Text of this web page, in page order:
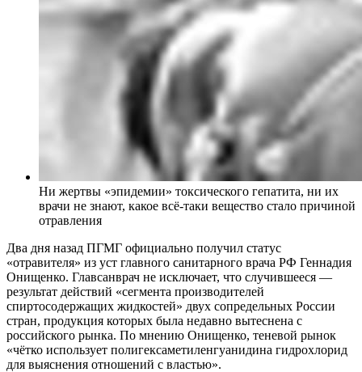
Ни жертвы «эпидемии» токсического гепатита, ни их
врачи не знают, какое всё-таки вещество стало причиной
отравления
Два дня назад ПГМГ официально получил статус
«отравителя» из уст главного санитарного врача РФ Геннадия
Онищенко. Главсанврач не исключает, что случившееся —
результат действий «сегмента производителей
спиртосодержащих жидкостей» двух сопредельных России
стран, продукция которых была недавно вытеснена с
российского рынка. По мнению Онищенко, теневой рынок
«чётко использует полигексаметиленгуанидина гидрохлорид
для выяснения отношений с властью».